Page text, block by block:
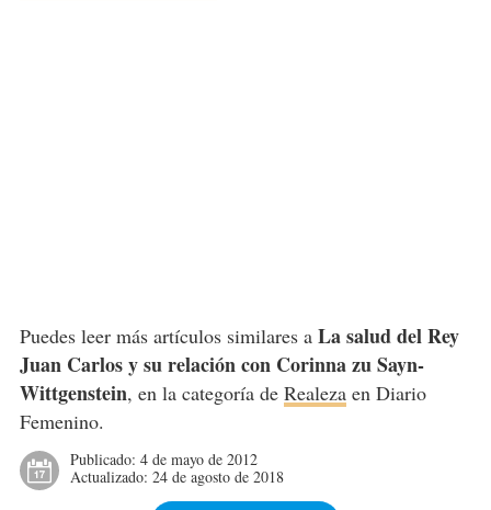
Puedes leer más artículos similares a La salud del Rey
Juan Carlos y su relación con Corinna zu Sayn-
Wittgenstein, en la categoría de Realezaen Diario
Femenino.
Publicado: 4 de mayo de 2012
Actualizado: 24 de agosto de 2018